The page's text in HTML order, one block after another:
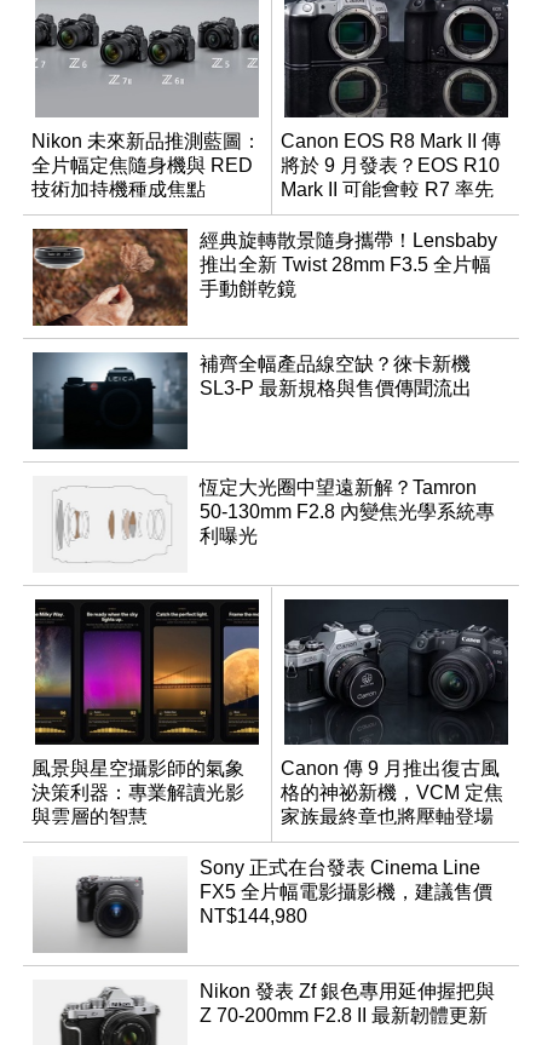
Nikon 未來新品推測藍圖：
全片幅定焦隨身機與 RED
技術加持機種成焦點
Canon EOS R8 Mark II 傳
將於 9 月發表？EOS R10
Mark II 可能會較 R7 率先
推出
經典旋轉散景隨身攜帶！Lensbaby
推出全新 Twist 28mm F3.5 全片幅
手動餅乾鏡
補齊全幅產品線空缺？徠卡新機
SL3-P 最新規格與售價傳聞流出
恆定大光圈中望遠新解？Tamron
50-130mm F2.8 內變焦光學系統專
利曝光
風景與星空攝影師的氣象
決策利器：專業解讀光影
與雲層的智慧
App「Atmos」登場
Canon 傳 9 月推出復古風
格的神祕新機，VCM 定焦
家族最終章也將壓軸登場
Sony 正式在台發表 Cinema Line
FX5 全片幅電影攝影機，建議售價
NT$144,980
Nikon 發表 Zf 銀色專用延伸握把與
Z 70-200mm F2.8 II 最新韌體更新